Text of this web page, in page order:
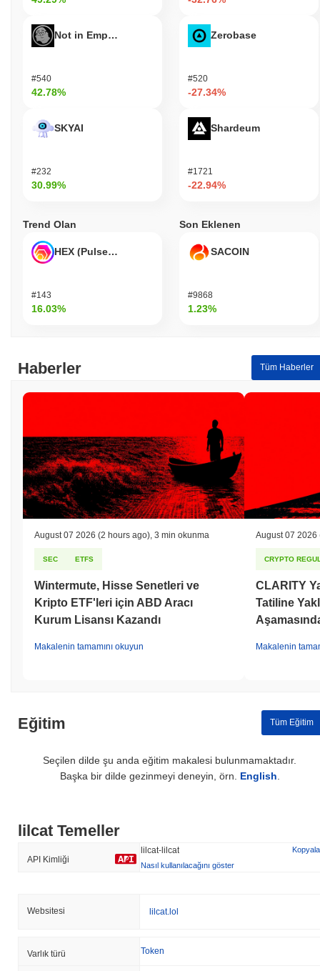
Not in Employment, Education, or Training
#540
42.78%
SKYAI
#232
30.99%
Zerobase
#520
-27.34%
Shardeum
#1721
-22.94%
Trend Olan
HEX (Pulsechain)
#143
16.03%
Son Eklenen
SACOIN
#9868
1.23%
Haberler Tüm Haberler
August 07 2026 (2 hours ago) 3 min okunma
SEC ETFS
Wintermute, Hisse Senetleri ve
Kripto ETF'leri için ABD Aracı
Kurum Lisansı Kazandı
Makalenin tamamını okuyun
August 07 2026
CRYPTO
CLARITY
Tatiline
Makalenin
Eğitim Tüm Eğitim
Seçilen dilde şu anda eğitim makalesi bulunmamaktadır.
Başka bir dilde gezinmeyi deneyin, örn. English
lilcat Temeller
API Kimliği
lilcat-lilcat
Kopyala
Nasıl kullanılacağını göster
Websitesi lilcat.lol
Varlık türü Token